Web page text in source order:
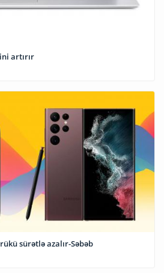
artırır
sürətlə azalır-Səbəb